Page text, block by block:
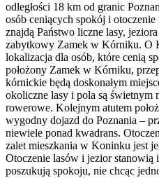
odległości 18 km od granic
osób ceniących spokój i
znajdą Państwo liczne lasy,
zabytkowy Zamek w Kórniku. O
lokalizacja dla osób, które cenią
położony Zamek w Kórniku,
kórnickie będą doskonałym
okoliczne lasy i pola są świetnym
rowerowe. Kolejnym atutem
wygodny dojazd do Poznania –
niewiele ponad kwadrans.
zalet mieszkania w Koninku jest
Otoczenie lasów i jezior stanowią
poszukują spokoju, nie chcąc